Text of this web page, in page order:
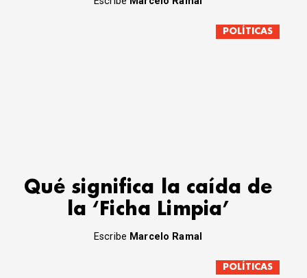
POLÍTICAS
Qué significa la caída de
la ‘Ficha Limpia’
Escribe Marcelo Ramal
POLÍTICAS